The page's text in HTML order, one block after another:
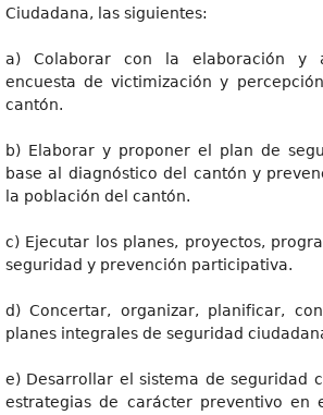
Ciudadana, las siguientes:
a) Colaborar con la elaboración y
encuesta de victimización y
cantón.
b) Elaborar y proponer el plan de
base al diagnóstico del cantón y
la población del cantón.
c) Ejecutar los planes, proyectos,
seguridad y prevención participativa.
d) Concertar, organizar, planificar,
planes integrales de seguridad
e) Desarrollar el sistema de seguridad
estrategias de carácter preventivo en